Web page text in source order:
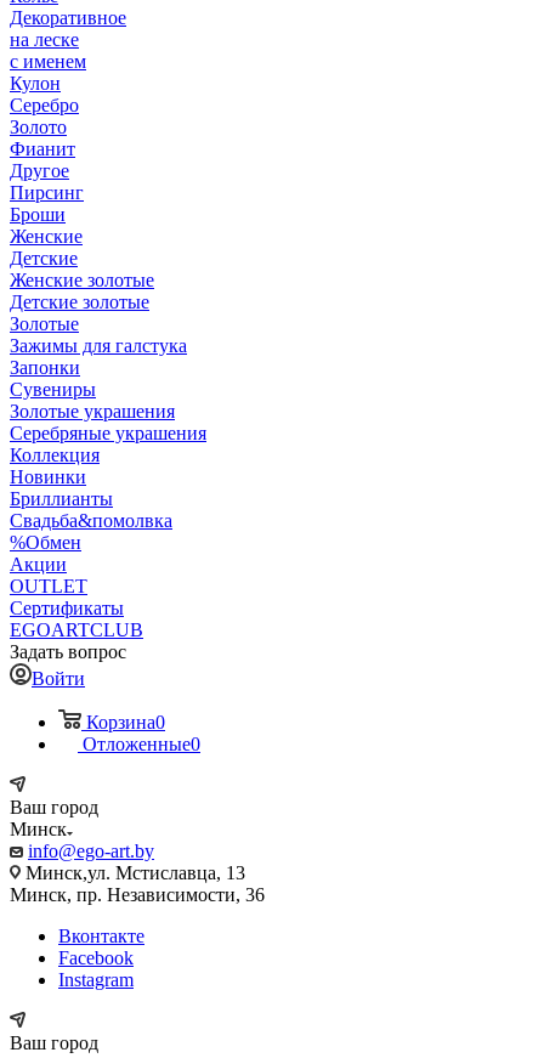
Декоративное
на леске
с именем
Кулон
Серебро
Золото
Фианит
Другое
Пирсинг
Броши
Женские
Детские
Женские золотые
Детские золотые
Золотые
Зажимы для галстука
Запонки
Сувениры
Золотые украшения
Серебряные украшения
Коллекция
Новинки
Бриллианты
Свадьба&помолвка
%Обмен
Акции
OUTLET
Сертификаты
EGOARTCLUB
Задать вопрос
Войти
Корзина0
Отложенные0
Ваш город
Минск
info@ego-art.by
Минск,ул. Мстиславца, 13
Минск, пр. Независимости, 36
Вконтакте
Facebook
Instagram
Ваш город